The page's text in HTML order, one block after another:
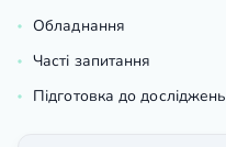
Обладнання
Часті запитання
Підготовка до досліджень